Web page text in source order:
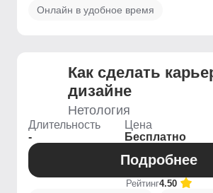
Онлайн в удобное время
Как сделать
дизайне
Нетология
Длительность
-
Цена
Бесплатно
Подробнее
Рейтинг4.50